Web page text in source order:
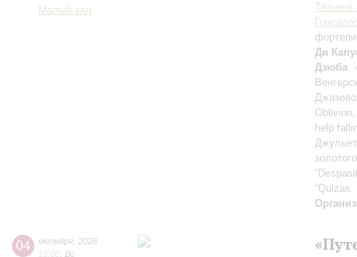
Малый зал
Ди
Дзюба:
help
04 октября 2026
15:00 Вс